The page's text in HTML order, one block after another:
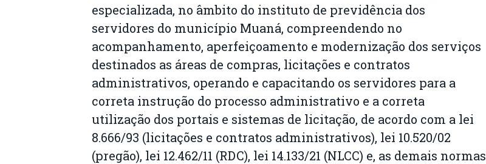
especializada, no âmbito do instituto de previdência dos
servidores do município Muaná, compreendendo no
acompanhamento, aperfeiçoamento e modernização dos serviços
destinados as áreas de compras, licitações e contratos
administrativos, operando e capacitando os servidores para a
correta instrução do processo administrativo e a correta
utilização dos portais e sistemas de licitação, de acordo com a lei
8.666/93 (licitações e contratos administrativos), lei 10.520/02
(pregão), lei 12.462/11 (RDC), lei 14.133/21 (NLCC) e, as demais normas